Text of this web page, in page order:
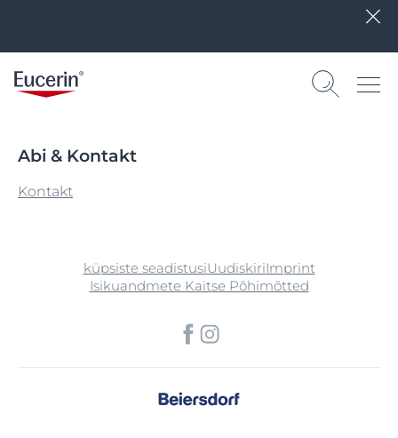
Abi & Kontakt
Kontakt
küpsiste seadistusiUudiskiriImprint
Isikuandmete Kaitse Põhimõtted